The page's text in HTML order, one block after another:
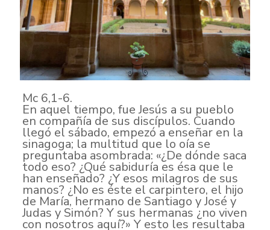
Mc 6,1-6.
En aquel tiempo, fue Jesús a su pueblo
en compañía de sus discípulos. Cuando
llegó el sábado, empezó a enseñar en la
sinagoga; la multitud que lo oía se
preguntaba asombrada: «¿De dónde saca
todo eso? ¿Qué sabiduría es ésa que le
han enseñado? ¿Y esos milagros de sus
manos? ¿No es éste el carpintero, el hijo
de María, hermano de Santiago y José y
Judas y Simón? Y sus hermanas ¿no viven
con nosotros aquí?» Y esto les resultaba